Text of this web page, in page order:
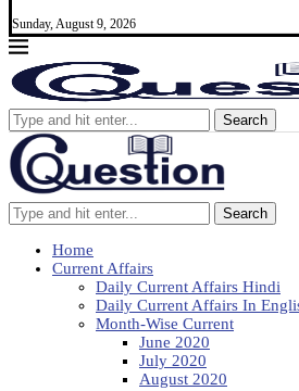
Sunday, August 9, 2026
Search
Search
Home
Current Affairs
Daily Current Affairs Hindi
Daily Current Affairs In
Month-Wise Current
June 2020
July 2020
August 2020